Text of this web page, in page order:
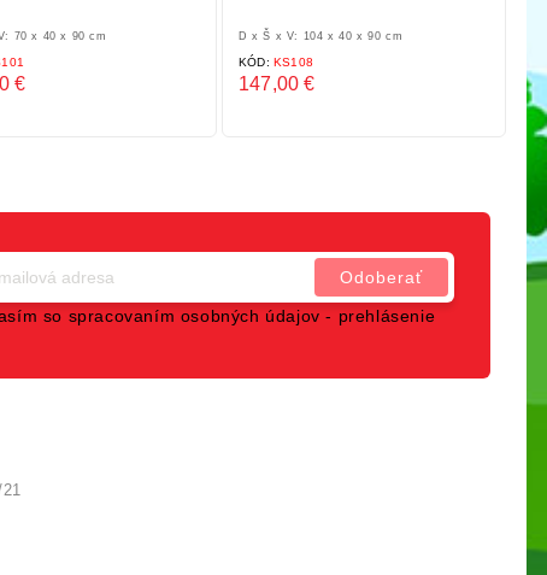
70 x 40 x 90 cm
€
D x Š x V: 104 x 40 x 90 cm
KÓD: KS108
147,00 €
so spracovaním osobných údajov - prehlásenie